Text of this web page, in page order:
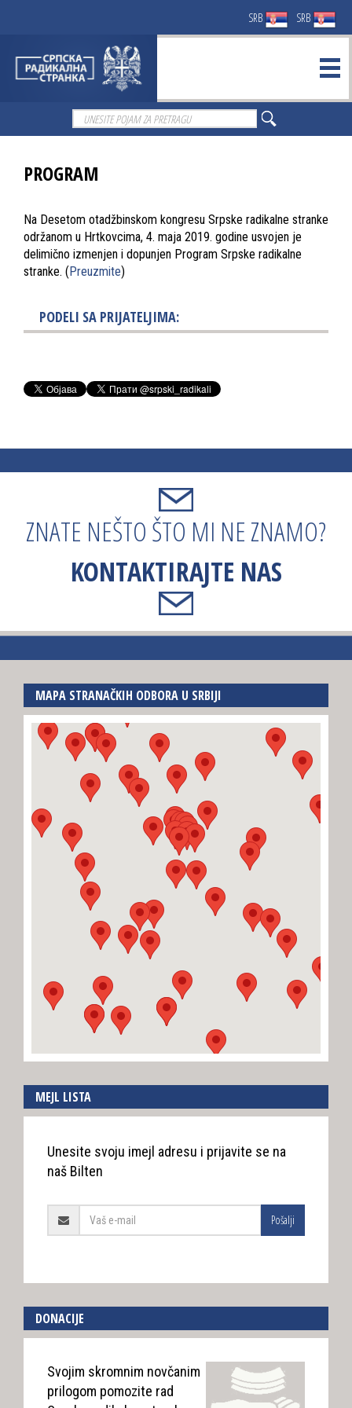
SRB SRB
PROGRAM
Na Desetom otadžbinskom kongresu Srpske radikalne stranke
održanom u Hrtkovcima, 4. maja 2019. godine usvojen je
delimično izmenjen i dopunjen Program Srpske radikalne
stranke. (Preuzmite)
PODELI SA PRIJATELJIMA:
ZNATE NEŠTO ŠTO MI NE ZNAMO?
KONTAKTIRAJTE NAS
MAPA STRANAČKIH ODBORA U SRBIJI
MEJL LISTA
Unesite svoju imejl adresu i prijavite se na
naš Bilten
Pošalji
DONACIJE
Svojim skromnim novčanim
prilogom pomozite rad